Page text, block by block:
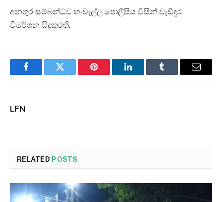
අනතුර සම්බන්ධව හංවැල්ල පොලීසිය විසින් වැඩිදුර
විමර්ශන සිදුකරති.
FacebookTwitter Pinterest LinkedInTumblr Email
LFN
RELATED POSTS